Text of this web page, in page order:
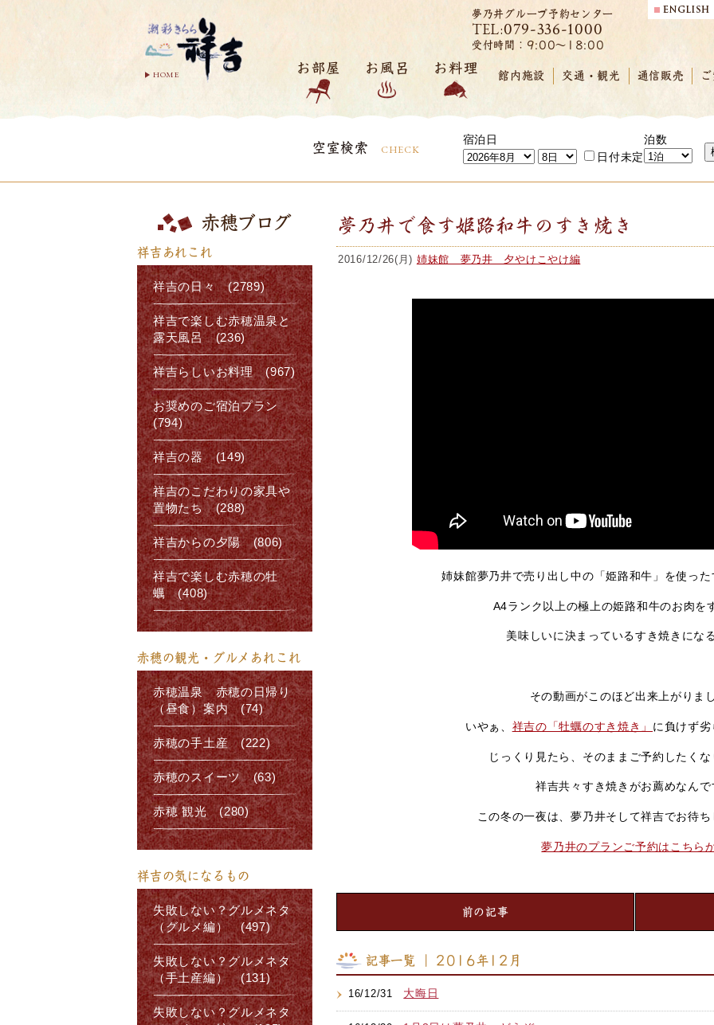
HOME
夢乃井グループ予約センター
TEL:079-336-1000
受付時間：9:00～18:00
お部屋 お風呂 お料理
館内施設 交通・観光 通信販売
空室検索 CHECK
宿泊日
日付未定
泊数
夢乃井で食す姫路和牛のすき焼き
2016/12/26(月) 姉妹館 夢乃井 夕やけこやけ編
姉妹館夢乃井で売り出し中の「姫路和牛」を使った
A4ランク以上の極上の姫路和牛のお肉を
美味しいに決まっているすき焼きにな
その動画がこのほど出来上がりまし
いやぁ、 祥吉の「牡蠣のすき焼き」 に負けず劣
じっくり見たら、そのままご予約したくな
祥吉共々すき焼きがお薦めなんで
この冬の一夜は、夢乃井そして祥吉でお待ち
夢乃井のプランご予約はこちら
前の記事
記事一覧 ｜ 2016年12月
16/12/31 大晦日
赤穂ブログ
祥吉あれこれ
祥吉の日々 (2789)
祥吉で楽しむ赤穂温泉と
露天風呂 (236)
祥吉らしいお料理 (967)
お奨めのご宿泊プラン
(794)
祥吉の器 (149)
祥吉のこだわりの家具や
置物たち (288)
祥吉からの夕陽 (806)
祥吉で楽しむ赤穂の牡
蠣 (408)
赤穂の観光・グルメあれこれ
赤穂温泉 赤穂の日帰り
（昼食）案内 (74)
赤穂の手土産 (222)
赤穂のスイーツ (63)
赤穂 観光 (280)
祥吉の気になるもの
失敗しない？グルメネタ
（グルメ編） (497)
失敗しない？グルメネタ
（手土産編） (131)
失敗しない？グルメネタ